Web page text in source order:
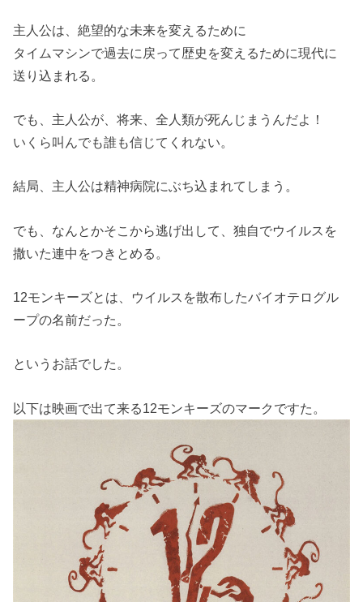
主人公は、絶望的な未来を変えるために
タイムマシンで過去に戻って歴史を変えるために現代に
送り込まれる。
でも、主人公が、将来、全人類が死んじまうんだよ！
いくら叫んでも誰も信じてくれない。
結局、主人公は精神病院にぶち込まれてしまう。
でも、なんとかそこから逃げ出して、独自でウイルスを
撒いた連中をつきとめる。
12モンキーズとは、ウイルスを散布したバイオテログル
ープの名前だった。
というお話でした。
以下は映画で出て来る12モンキーズのマークですた。